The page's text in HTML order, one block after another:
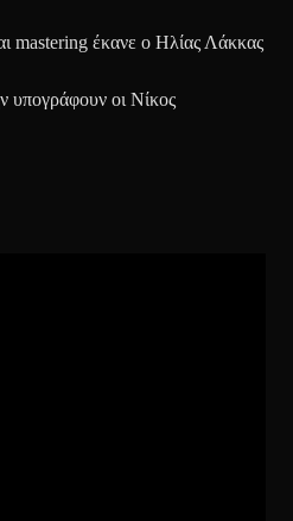
mastering έκανε ο Ηλίας Λάκκας
υπογράφουν οι Νίκος